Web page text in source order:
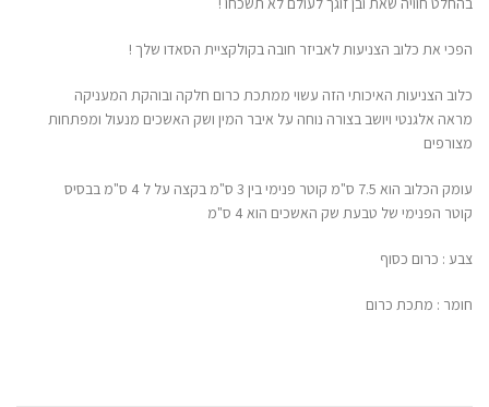
הפכי את כלוב הצניעות לאביזר חובה בקולקציית הסאדו שלך !
כלוב הצניעות האיכותי הזה עשוי ממתכת כרום חלקה ובוהקת המעניקה
מראה אלגנטי ויושב בצורה נוחה על איבר המין ושק האשכים מנעול ומפתחות
מצורפים
עומק הכלוב הוא 7.5 ס"מ קוטר פנימי בין 3 ס"מ בקצה על ל 4 ס"מ בבסיס
קוטר הפנימי של טבעת שק האשכים הוא 4 ס"מ
צבע : כרום כסוף
חומר : מתכת כרום